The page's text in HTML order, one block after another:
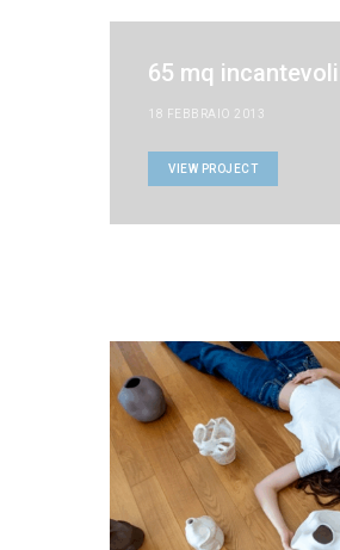
65 mq
18 FEBBRAIO 2013
VIEW PROJECT